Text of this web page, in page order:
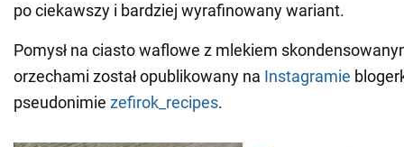
po ciekawszy i bardziej wyrafinowany wariant.
Pomysł na ciasto waflowe z mlekiem
orzechami został opublikowany na Instagramie
pseudonimie zefirok_recipes.